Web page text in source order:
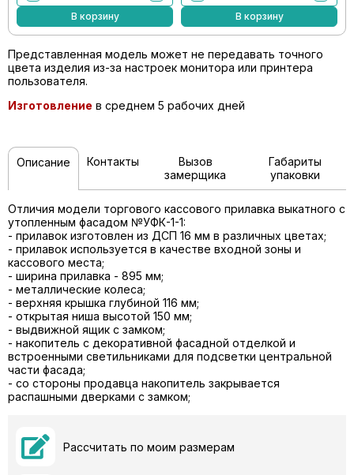
В корзину
В корзину
Представленная модель может не передавать точного
цвета изделия из-за настроек монитора или принтера
пользователя.
Изготовление в среднем 5 рабочих дней
Описание Контакты
Вызов
замерщика
Габариты
упаковки
Отличия модели торгового кассового прилавка выкатного с
утопленным фасадом №УФК-1-1:
- прилавок изготовлен из ДСП 16 мм в различных цветах;
- прилавок используется в качестве входной зоны и
кассового места;
- ширина прилавка - 895 мм;
- металлические колеса;
- верхняя крышка глубиной 116 мм;
- открытая ниша высотой 150 мм;
- выдвижной ящик с замком;
- накопитель с декоративной фасадной отделкой и
встроенными светильниками для подсветки центральной
части фасада;
- со стороны продавца накопитель закрывается
распашными дверками с замком;
Рассчитать по моим размерам